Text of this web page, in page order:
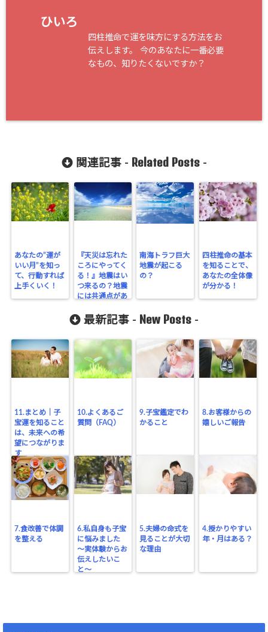
ひいろ
四柱推命で運を味方にする方法をお
伝えします。 今のあなたに一番必要
なもの、知りたくないですか？
関連記事 - Related Posts-
あなたの”運が
いい月”を知っ
て、行動すれば
上手くいく！
『天災は忘れた
ころにやってく
る！』地震はい
つ来るの？地震
には共通点があ
南海トラフ巨大
地震が起こる
の？
四柱推命の基本
を知ることで、
あなたの全体像
が分かる！
最新記事 - New Posts -
11.まとめ｜子
宝運を知ること
は、未来への希
望につながりま
す
10.よくあるご
質問（FAQ）
9.子宝鑑定でわ
かること
8.お客様からの
嬉しいご報告
7.食改善で体調
を整える
6.私自身も子宝
に悩みました
〜実体験からお
伝えしたいこ
と〜
5.夫婦の命式を
見ることが大切
な理由
4.授かりやすい
年・月はある？